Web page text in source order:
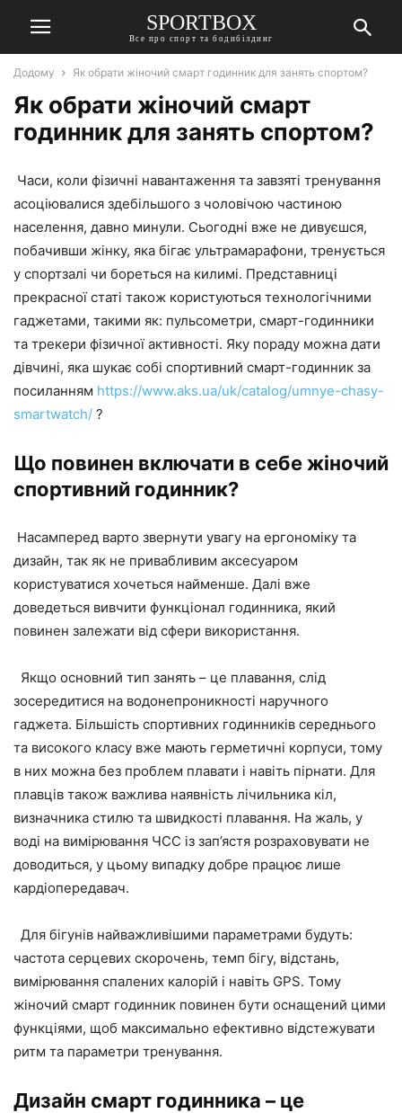
SPORTBOX
Все про спорт та бодибілдинг
Додому Як обрати жіночий смарт годинник для занять спортом?
Як обрати жіночий смарт
годинник для занять спортом?
Часи, коли фізичні навантаження та завзяті тренування
асоціювалися здебільшого з чоловічою частиною
населення, давно минули. Сьогодні вже не дивуєшся,
побачивши жінку, яка бігає ультрамарафони, тренується
у спортзалі чи бореться на килимі. Представниці
прекрасної статі також користуються технологічними
гаджетами, такими як: пульсометри, смарт-годинники
та трекери фізичної активності. Яку пораду можна дати
дівчині, яка шукає собі спортивний смарт-годинник за
посиланням https://www.aks.ua/uk/catalog/umnye-chasy-
smartwatch/ ?
Що повинен включати в себе жіночий
спортивний годинник?
Насамперед варто звернути увагу на ергономіку та
дизайн, так як не привабливим аксесуаром
користуватися хочеться найменше. Далі вже
доведеться вивчити функціонал годинника, який
повинен залежати від сфери використання.
Якщо основний тип занять – це плавання, слід
зосередитися на водонепроникності наручного
гаджета. Більшість спортивних годинників середнього
та високого класу вже мають герметичні корпуси, тому
в них можна без проблем плавати і навіть пірнати. Для
плавців також важлива наявність лічильника кіл,
визначника стилю та швидкості плавання. На жаль, у
воді на вимірювання ЧСС із зап’ястя розраховувати не
доводиться, у цьому випадку добре працює лише
кардіопередавач.
Для бігунів найважливішими параметрами будуть:
частота серцевих скорочень, темп бігу, відстань,
вимірювання спалених калорій і навіть GPS. Тому
жіночий смарт годинник повинен бути оснащений цими
функціями, щоб максимально ефективно відстежувати
ритм та параметри тренування.
Дизайн смарт годинника – це